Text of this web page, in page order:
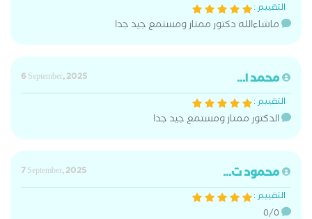
التقييم :
ماشاءالله دكتور ممتاز ومستمع جيد جدا
محمد ا...
6 September, 2025
التقييم :
الدكتور ممتاز ومستمع جيد جدا
محمود ت...
7 September, 2025
التقييم :